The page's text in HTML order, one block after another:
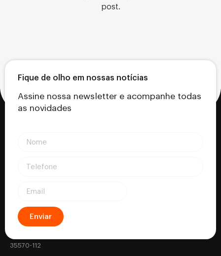
post.
Fique de olho em nossas notícias
Assine nossa newsletter e acompanhe todas
as novidades
Enviar
Certifica - Autoridade Certificadora CNPJ: 18.530.917/0001-63
35570-112